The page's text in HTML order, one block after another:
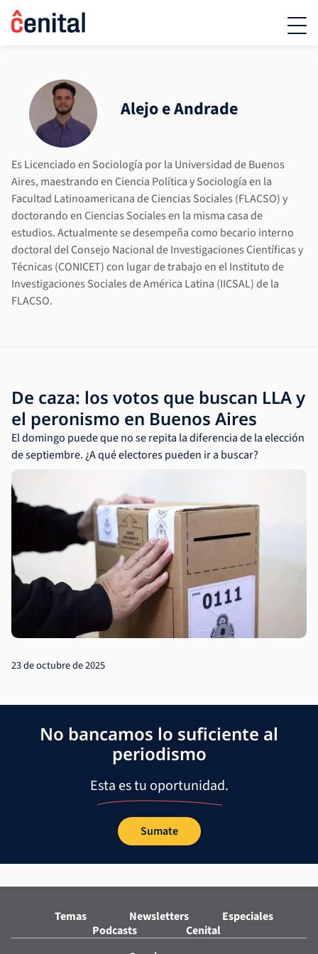
Alejo e Andrade
Es Licenciado en Sociología por la Universidad de Buenos
Aires, maestrando en Ciencia Política y Sociología en la
Facultad Latinoamericana de Ciencias Sociales (FLACSO) y
doctorando en Ciencias Sociales en la misma casa de
estudios. Actualmente se desempeña como becario interno
doctoral del Consejo Nacional de Investigaciones Científicas y
Técnicas (CONICET) con lugar de trabajo en el Instituto de
Investigaciones Sociales de América Latina (IICSAL) de la
FLACSO.
De caza: los votos que buscan LLA y
el peronismo en Buenos Aires
El domingo puede que no se repita la diferencia de la elección
de septiembre. ¿A qué electores pueden ir a buscar?
23 de octubre de 2025
No bancamos lo suficiente al
periodismo
Esta es tu oportunidad.
Sumate
Temas Newsletters
Especiales
Podcasts
Cenital